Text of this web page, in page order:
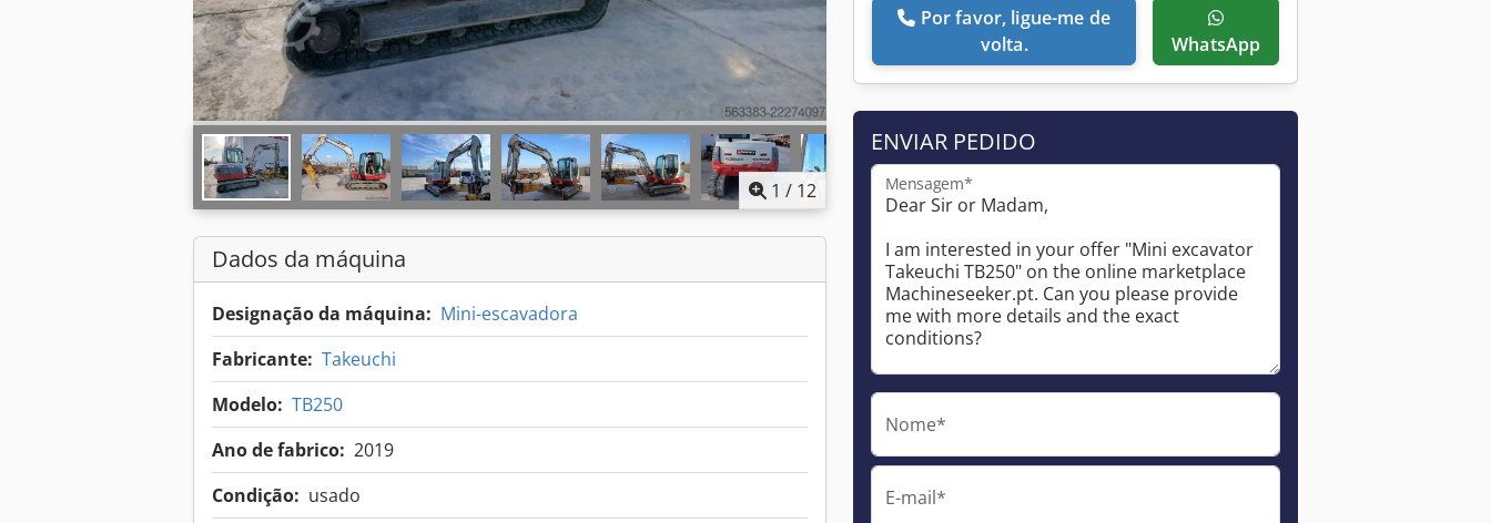
1 / 12
Dados da máquina
Designação da máquina: Mini-escavadora
Fabricante: Takeuchi
Modelo: TB250
Ano de fabrico: 2019
Condição: usado
volta.
WhatsApp
ENVIAR PEDIDO
Mensagem*
Nome*
E-mail*